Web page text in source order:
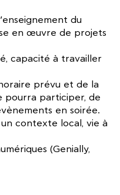
du
en œuvre de projets
capacité à travailler
prévu et de la
pourra participer, de
en soirée.
contexte local, vie à
(Genially,